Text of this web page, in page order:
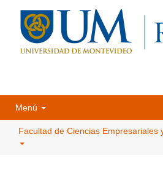
Menú
Facultad de Ciencias Empresariales